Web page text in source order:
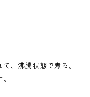
、沸騰状態で煮る。
。